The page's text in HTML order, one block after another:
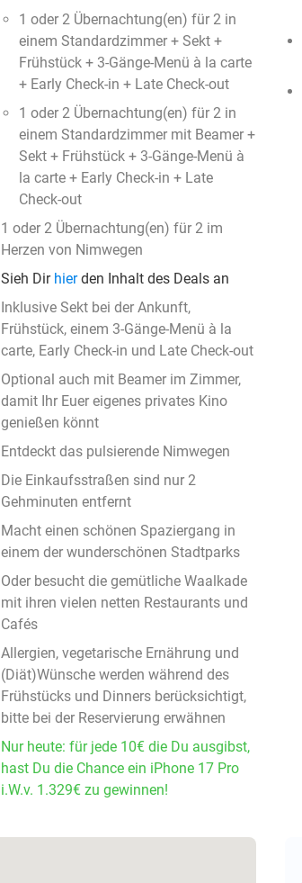
1 oder 2 Übernachtung(en) für 2 in
einem Standardzimmer + Sekt +
Frühstück + 3-Gänge-Menü à la carte
+ Early Check-in + Late Check-out
1 oder 2 Übernachtung(en) für 2 in
einem Standardzimmer mit Beamer +
Sekt + Frühstück + 3-Gänge-Menü à
la carte + Early Check-in + Late
Check-out
1 oder 2 Übernachtung(en) für 2 im
Herzen von Nimwegen
Sieh Dir hierden Inhalt des Deals an
Inklusive Sekt bei der Ankunft,
Frühstück, einem 3-Gänge-Menü à la
carte, Early Check-in und Late Check-out
Optional auch mit Beamer im Zimmer,
damit Ihr Euer eigenes privates Kino
genießen könnt
Entdeckt das pulsierende Nimwegen
Die Einkaufsstraßen sind nur 2
Gehminuten entfernt
Macht einen schönen Spaziergang in
einem der wunderschönen Stadtparks
Oder besucht die gemütliche Waalkade
mit ihren vielen netten Restaurants und
Cafés
Allergien, vegetarische Ernährung und
(Diät)Wünsche werden während des
Frühstücks und Dinners berücksichtigt,
bitte bei der Reservierung erwähnen
Nur heute: für jede 10€ die Du ausgibst,
hast Du die Chance ein iPhone 17 Pro
i.W.v. 1.329€ zu gewinnen!